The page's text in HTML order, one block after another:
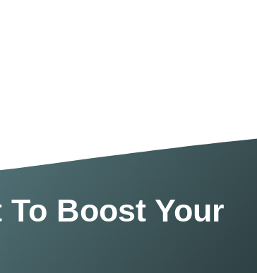
To Boost Your